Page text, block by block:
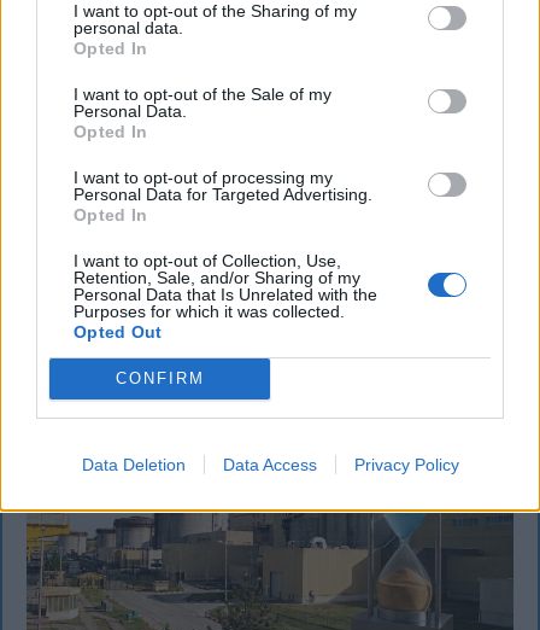
I want to opt-out of the Sharing of my
personal data.
Opted In
I want to opt-out of the Sale of my
Personal Data.
Opted In
I want to opt-out of processing my
Personal Data for Targeted Advertising.
Opted In
I want to opt-out of Collection, Use,
Retention, Sale, and/or Sharing of my
Personal Data that Is Unrelated with the
Purposes for which it was collected.
Opted Out
CONFIRM
Data Deletion Data Access Privacy Policy
KRÓNIKA
Majka életveszélyes fenyegetés miatt
lemondta erdélyi koncertjét
Majka életveszélyes fenyegetést kapott, és emiatt
lemondta a sepsiszentgyörgyi SIC Fesztre tervezett
koncertjét. Majka ezt szerdán a Facebook-oldalán
jelentette be.